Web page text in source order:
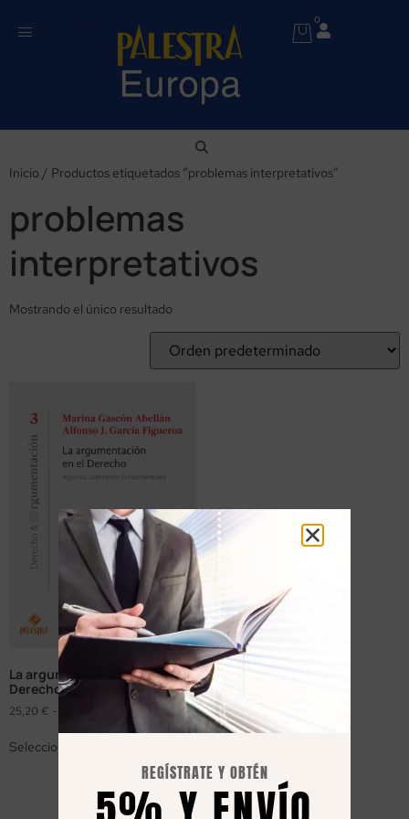
0
Inicio / Productos etiquetados “problemas interpretativos”
problemas
interpretativos
Mostrando el único resultado
La argumentación en el
Derecho
25,20 € -
Seleccionar opciones
REGÍSTRATE Y OBTÉN